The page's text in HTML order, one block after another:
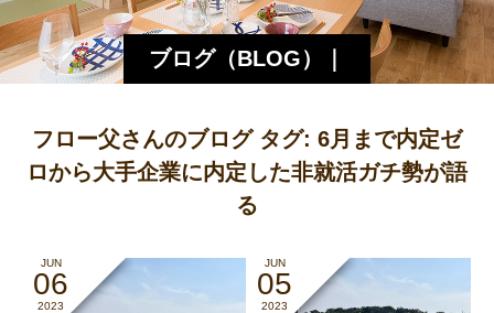
ブログ（BLOG）｜
エルハウス
フロー父さんのブログ タグ: 6月まで内定ゼ
ロから大手企業に内定した非就活ガチ勢が語
る
JUN
06
2023
JUN
05
2023